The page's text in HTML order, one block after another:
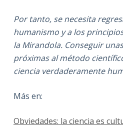
Por tanto, se necesita
humanismo y a los
la Mirandola. Conseguir
próximas al método
ciencia verdaderamente
Más en:
Obviedades: la ciencia es